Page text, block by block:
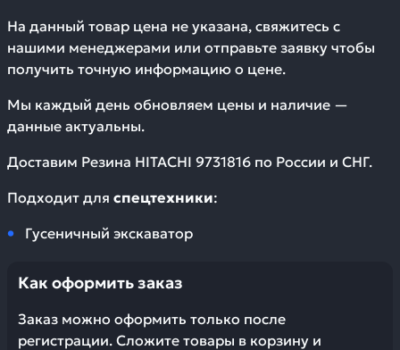
На данный товар цена не указана, свяжитесь с
нашими менеджерами или отправьте заявку чтобы
получить точную информацию о цене.
Мы каждый день обновляем цены и наличие —
данные актуальны.
Доставим Резина HITACHI 9731816 по России и СНГ.
Подходит для спецтехники:
Гусеничный экскаватор
Как оформить заказ
Заказ можно оформить только после
регистрации. Сложите товары в корзину и